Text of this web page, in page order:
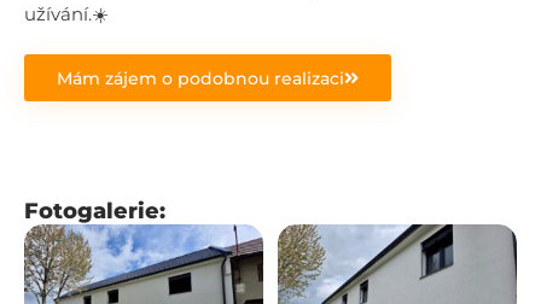
užívání.☀️
Mám zájem o podobnou realizaci
Fotogalerie: